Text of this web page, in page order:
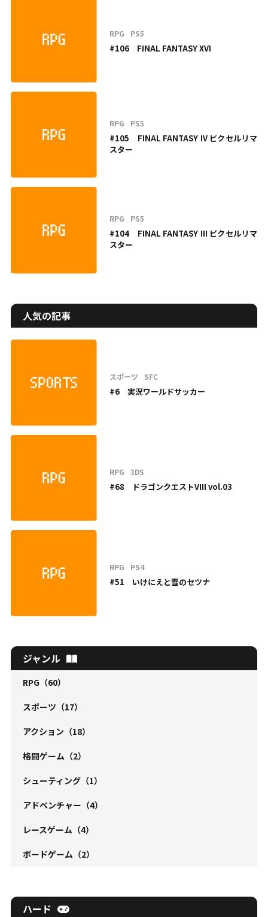
RPG PS5
#106 FINAL FANTASY XVI
RPG PS5
#105 FINAL FANTASY IV ピクセルリマ
スター
RPG PS5
#104 FINAL FANTASY III ピクセルリマ
スター
人気の記事
スポーツ SFC
#6 実況ワールドサッカー
RPG 3DS
#68 ドラゴンクエストVIII vol.03
RPG PS4
#51 いけにえと雪のセツナ
ジャンル
RPG（60）
スポーツ （17）
アクション （18）
格闘ゲーム（2）
シューティング（1）
アドベンチャー （4）
レースゲーム（4）
ボードゲーム（2）
ハード